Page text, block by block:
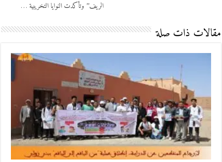
الريف’’ وتأكدت النوايا التخريبية …
مقالات ذات صلة